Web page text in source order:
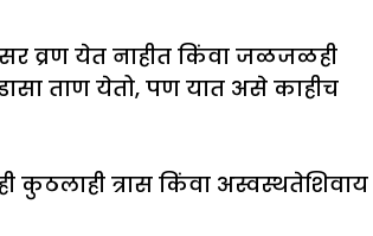
व्रण येत नाहीत किंवा जळजळही
ताण येतो, पण यात असे काहीच
कुठलाही त्रास किंवा अस्वस्थतेशिवाय